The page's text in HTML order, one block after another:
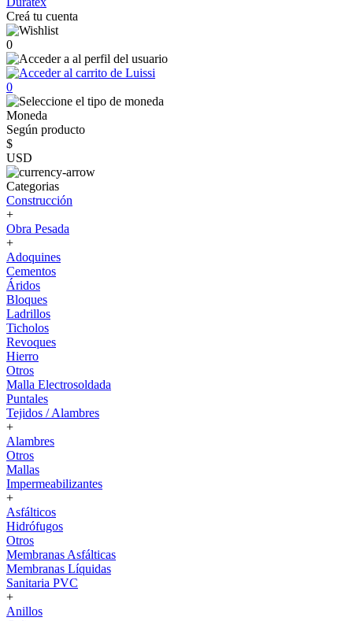
Creá tu cuenta
0
0
Moneda
Según producto
$
USD
Categorias
Construcción
+
Obra Pesada
+
Adoquines
Cementos
Áridos
Bloques
Ladrillos
Ticholos
Revoques
Hierro
Otros
Malla Electrosoldada
Puntales
Tejidos / Alambres
+
Alambres
Otros
Mallas
Impermeabilizantes
+
Asfálticos
Hidrófugos
Otros
Membranas Asfálticas
Membranas Líquidas
Sanitaria PVC
+
Anillos